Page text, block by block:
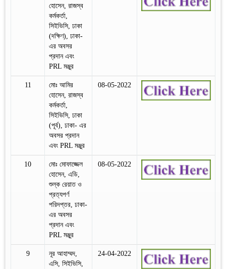
হোসেন, রাজস্ব
কর্মকর্তা,
সিইভিসি, ঢাকা
(দক্ষিণ), ঢাকা-
এর অবসর
প্রদান এবং
PRL মঞ্জুর
11
মোঃ আমির
হোসেন, রাজস্ব
কর্মকর্তা,
সিইভিসি, ঢাকা
(পূর্ব), ঢাকা- এর
অবসর প্রদান
এবং PRL মঞ্জুর
08-05-2022
10
মোঃ মোফাজ্জেল
হোসেন, এডি,
শুল্ক রেয়াত ও
প্রত্যপর্ণ
পরিদপ্তর, ঢাকা-
এর অবসর
প্রদান এবং
PRL মঞ্জুর
08-05-2022
9
নূর আহাম্মদ,
এসি, সিইভিসি,
24-04-2022